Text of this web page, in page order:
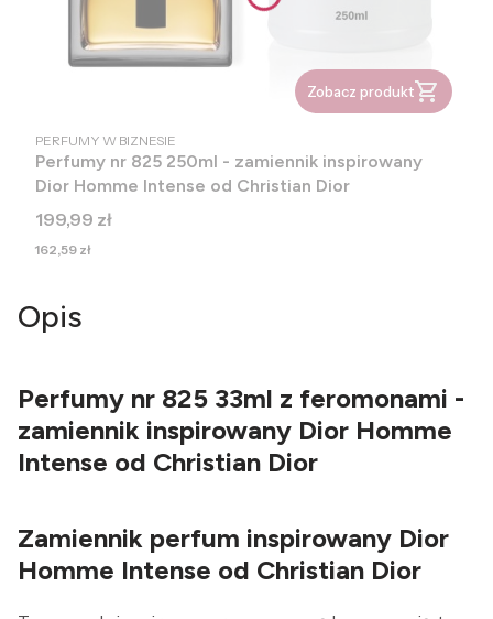
Zobacz produkt
PRODUCENT
PERFUMY W BIZNESIE
Perfumy nr 825 250ml - zamiennik inspirowany
Dior Homme Intense od Christian Dior
Cena
199,99 zł
Cena
162,59 zł
Opis
Perfumy nr 825 33ml z feromonami -
zamiennik inspirowany Dior Homme
Intense od Christian Dior
Zamiennik perfum inspirowany Dior
Homme Intense od Christian Dior